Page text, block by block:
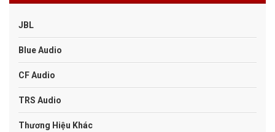
JBL
Blue Audio
CF Audio
TRS Audio
Thương Hiệu Khác